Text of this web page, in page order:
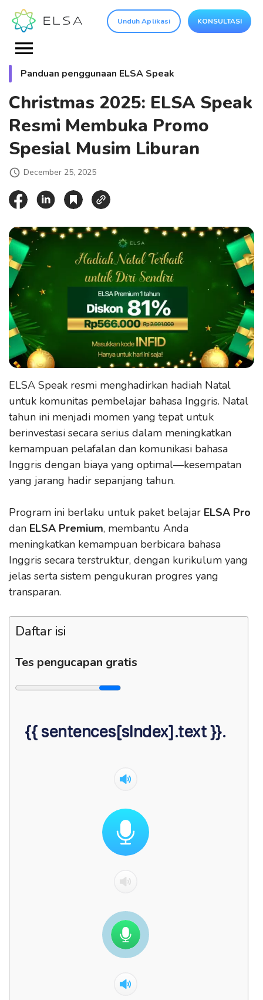
Unduh Aplikasi KONSULTASI
Panduan penggunaan ELSA Speak
Christmas 2025: ELSA Speak
Resmi Membuka Promo
Spesial Musim Liburan
December 25, 2025
ELSA Speak resmi menghadirkan hadiah Natal
untuk komunitas pembelajar bahasa Inggris. Natal
tahun ini menjadi momen yang tepat untuk
berinvestasi secara serius dalam meningkatkan
kemampuan pelafalan dan komunikasi bahasa
Inggris dengan biaya yang optimal—kesempatan
yang jarang hadir sepanjang tahun.
Program ini berlaku untuk paket belajar ELSA Pro
dan ELSA Premium, membantu Anda
meningkatkan kemampuan berbicara bahasa
Inggris secara terstruktur, dengan kurikulum yang
jelas serta sistem pengukuran progres yang
transparan.
Daftar isi
Tes pengucapan gratis
{{ sentences[sIndex].text }}.